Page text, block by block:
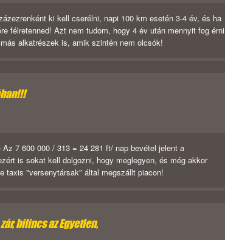
ki kell cserélni, napi 100 km esetén 3-4 év, és ha
félretenned! Azt nem tudom, hogy 4 év után mennyit fog érni
alkatrészek is, amik szintén nem olcsók!
7 600 000 / 313 = 24 281 ft/ nap bevétel jelent a
is sokat kell dolgozni, hogy meglegyen, és még akkor
taxis "versenytársak" által megszállt piacon!
bilincs az Egyetlen,